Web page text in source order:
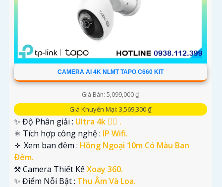
CAMERA AI 4K NLMT TAPO C660 KIT
Giá Bán: 5,099,000 ₫
Giá Khuyến Mại: 3,569,300 ₫
✨ Độ Phân giải : Ultra 4k 👍🏾 .
⚛️ Tích hợp công nghệ : IP Wifi.
🔅 Xem ban đêm : Hồng Ngoại 10m Có Màu Ban
Ðêm.
⚒ Camera Thiết KếXoay 360.
️✨ Điểm Nỗi Bật : Thu Âm Và Loa.